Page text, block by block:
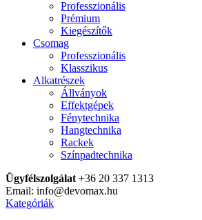
Professzionális
Prémium
Kiegészítők
Csomag
Professzionális
Klasszikus
Alkatrészek
Állványok
Effektgépek
Fénytechnika
Hangtechnika
Rackek
Színpadtechnika
Ügyfélszolgálat +36 20 337 1313
Email: info@devomax.hu
Kategóriák